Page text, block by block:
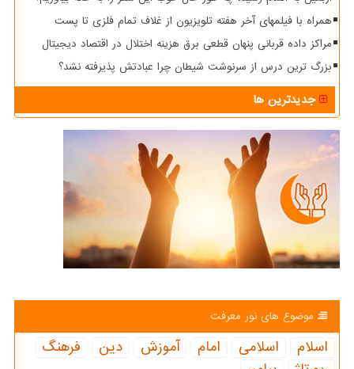
همراه با فیلمهای آخر هفته تلویزیون از غلاف تمام فلزی تا پست
مراکز داده قربانی پنهان قطعی برق هزینه اختلال در اقتصاد دیجیتال
بزرگ ترین درس از سرنوشت شیطان چرا عبادتش پذیرفته نشد؟
جدیدترین ها
موضوع های نور معرفت
اسلام اسلامی امام آموزش دین
فرهنگ